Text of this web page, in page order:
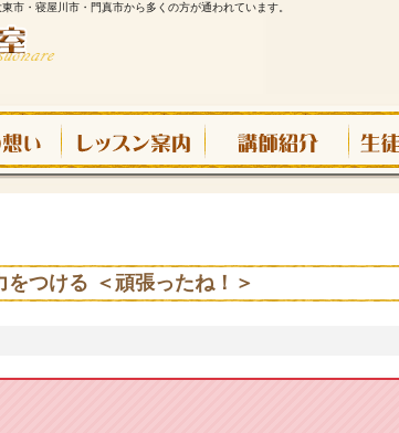
市・寝屋川市・門真市から多くの方が通われています。
をつける ＜頑張ったね！＞